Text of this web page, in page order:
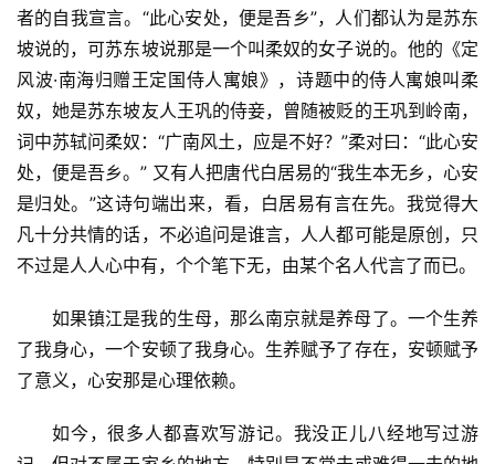
者的自我宣言。“此心安处，便是吾乡”，人们都认为是苏东
坡说的，可苏东坡说那是一个叫柔奴的女子说的。他的《定
风波·南海归赠王定国侍人寓娘》，诗题中的侍人寓娘叫柔
奴，她是苏东坡友人王巩的侍妾，曾随被贬的王巩到岭南，
词中苏轼问柔奴：“广南风土，应是不好？”柔对曰：“此心安
处，便是吾乡。” 又有人把唐代白居易的“我生本无乡，心安
是归处。”‌这诗句端出来，看，白居易有言在先。我觉得大
凡十分共情的话，不必追问是谁言，人人都可能是原创，只
不过是人人心中有，个个笔下无，由某个名人代言了而已。
如果镇江是我的生母，那么南京就是养母了。一个生养
了我身心，一个安顿了我身心。生养赋予了存在，安顿赋予
了意义，心安那是心理依赖。
如今，很多人都喜欢写游记。我没正儿八经地写过游